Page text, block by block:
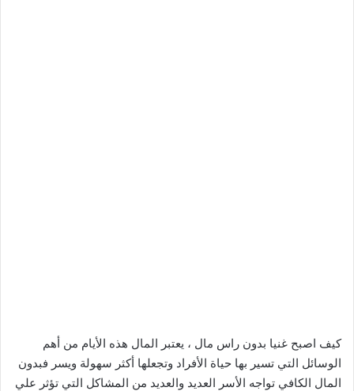
كيف اصبح غنيا بدون راس مال ، يعتبر المال هذه الأيام من أهم
الوسائل التي تسير بها حياة الأفراد وتجعلها أكثر سهولة ويسر فبدون
المال الكافي تواجه الأسر العديد والعديد من المشاكل التي تؤثر علي